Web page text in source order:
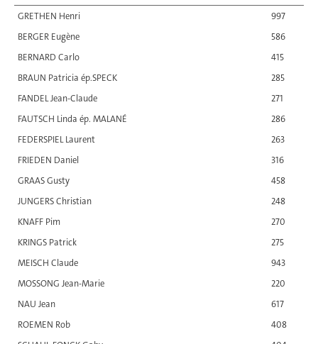
GRETHEN Henri
997
BERGER Eugène
586
BERNARD Carlo
415
BRAUN Patricia ép.SPECK
285
FANDEL Jean-Claude
271
FAUTSCH Linda ép. MALANÉ
286
FEDERSPIEL Laurent
263
FRIEDEN Daniel
316
GRAAS Gusty
458
JUNGERS Christian
248
KNAFF Pim
270
KRINGS Patrick
275
MEISCH Claude
943
MOSSONG Jean-Marie
220
NAU Jean
617
ROEMEN Rob
408